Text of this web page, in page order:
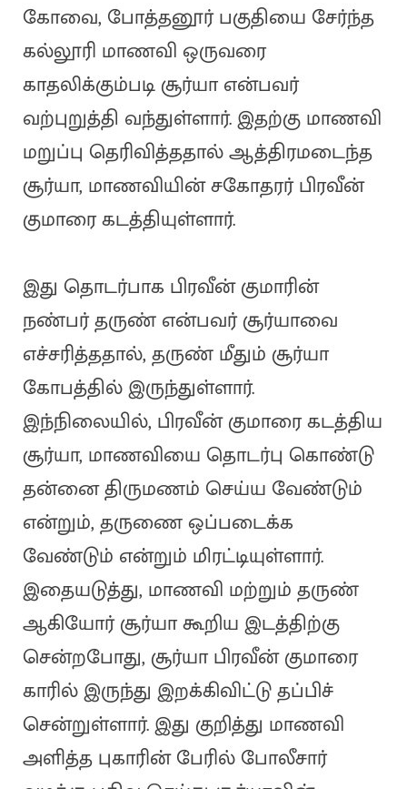
கோவை, போத்தனூர் பகுதியை சேர்ந்த
கல்லூரி மாணவி ஒருவரை
காதலிக்கும்படி சூர்யா என்பவர்
வற்புறுத்தி வந்துள்ளார். இதற்கு மாணவி
மறுப்பு தெரிவித்ததால் ஆத்திரமடைந்த
சூர்யா, மாணவியின் சகோதரர் பிரவீன்
குமாரை கடத்தியுள்ளார்.
இது தொடர்பாக பிரவீன் குமாரின்
நண்பர் தருண் என்பவர் சூர்யாவை
எச்சரித்ததால், தருண் மீதும் சூர்யா
கோபத்தில் இருந்துள்ளார்.
இந்நிலையில், பிரவீன் குமாரை கடத்திய
சூர்யா, மாணவியை தொடர்பு கொண்டு
தன்னை திருமணம் செய்ய வேண்டும்
என்றும், தருணை ஒப்படைக்க
வேண்டும் என்றும் மிரட்டியுள்ளார்.
இதையடுத்து, மாணவி மற்றும் தருண்
ஆகியோர் சூர்யா கூறிய இடத்திற்கு
சென்றபோது, சூர்யா பிரவீன் குமாரை
காரில் இருந்து இறக்கிவிட்டு தப்பிச்
சென்றுள்ளார். இது குறித்து மாணவி
அளித்த புகாரின் பேரில் போலீசார்